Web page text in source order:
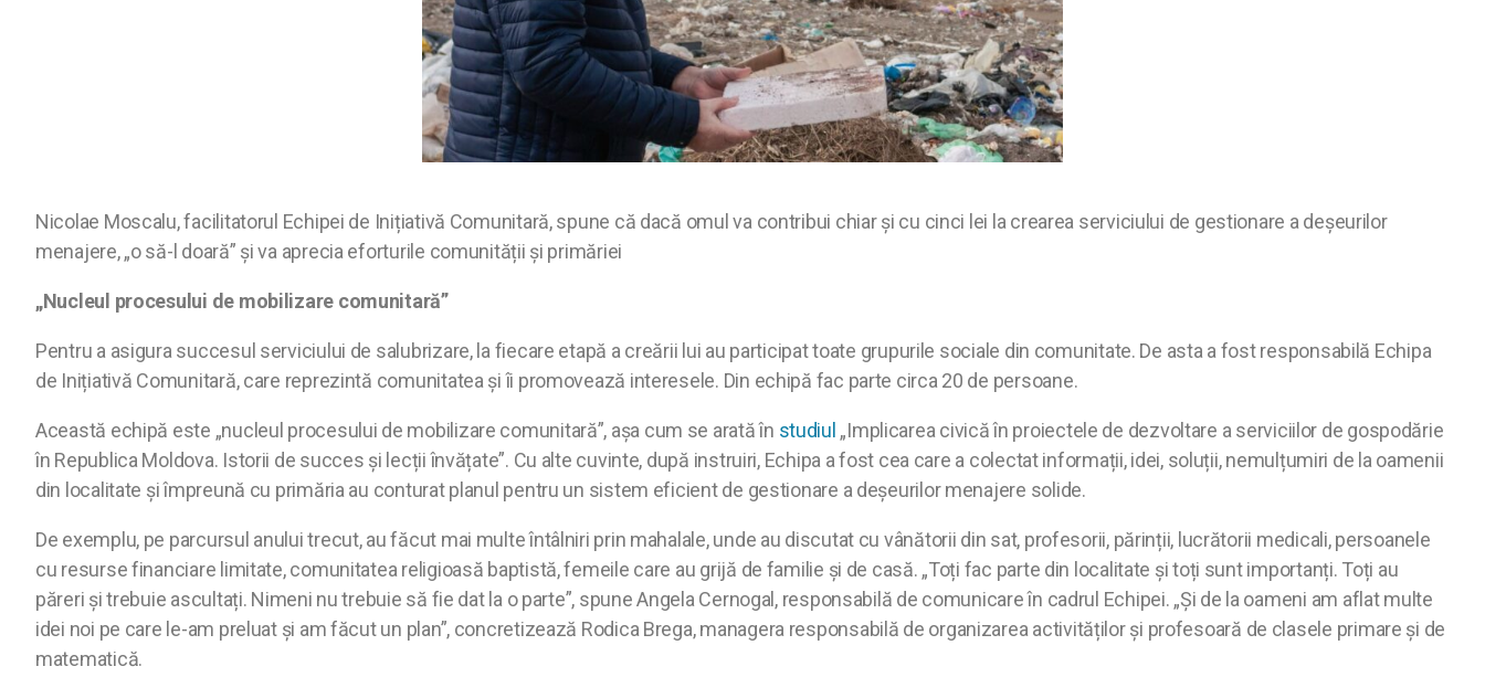
Nicolae Moscalu, facilitatorul Echipei de Inițiativă Comunitară, spune că dacă omul va contribui chiar și cu cinci lei la crearea serviciului de gestionare a deșeurilor
menajere, „o să-l doară” și va aprecia eforturile comunității și primăriei
„Nucleul procesului de mobilizare comunitară”
Pentru a asigura succesul serviciului de salubrizare, la fiecare etapă a creării lui au participat toate grupurile sociale din comunitate. De asta a fost responsabilă Echipa
de Inițiativă Comunitară, care reprezintă comunitatea și îi promovează interesele. Din echipă fac parte circa 20 de persoane.
Această echipă este „nucleul procesului de mobilizare comunitară”, așa cum se arată în studiul „Implicarea civică în proiectele de dezvoltare a serviciilor de gospodărie
în Republica Moldova. Istorii de succes și lecții învățate”. Cu alte cuvinte, după instruiri, Echipa a fost cea care a colectat informații, idei, soluții, nemulțumiri de la oamenii
din localitate și împreună cu primăria au conturat planul pentru un sistem eficient de gestionare a deșeurilor menajere solide.
De exemplu, pe parcursul anului trecut, au făcut mai multe întâlniri prin mahalale, unde au discutat cu vânătorii din sat, profesorii, părinții, lucrătorii medicali, persoanele
cu resurse financiare limitate, comunitatea religioasă baptistă, femeile care au grijă de familie și de casă. „Toți fac parte din localitate și toți sunt importanți. Toți au
păreri și trebuie ascultați. Nimeni nu trebuie să fie dat la o parte”, spune Angela Cernogal, responsabilă de comunicare în cadrul Echipei. „Și de la oameni am aflat multe
idei noi pe care le-am preluat și am făcut un plan”, concretizează Rodica Brega, managera responsabilă de organizarea activităților și profesoară de clasele primare și de
matematică.